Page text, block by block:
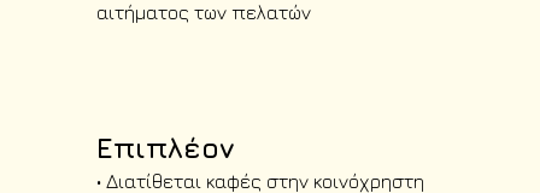
αιτήματος των πελατών
Επιπλέον
• Διατίθεται καφές στην κοινόχρηστη